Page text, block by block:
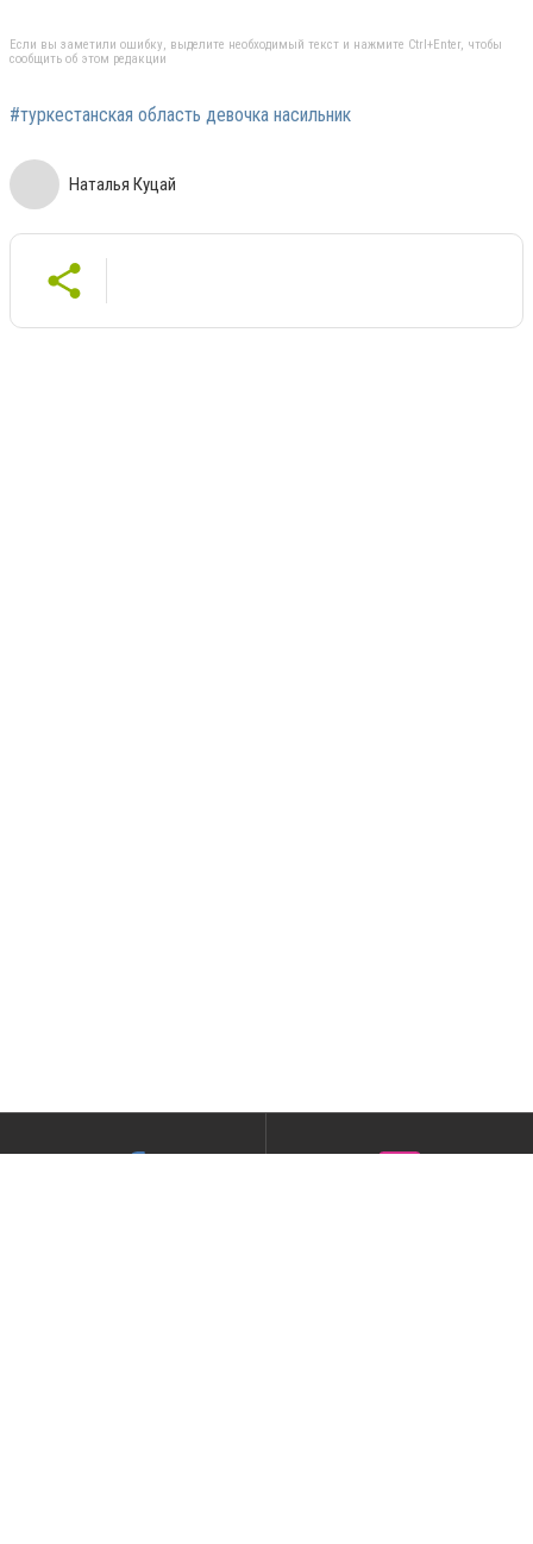
Если вы заметили ошибку, выделите необходимый текст и нажмите Ctrl+Enter, чтобы
сообщить об этом редакции
#туркестанская область девочка насильник
Наталья Куцай